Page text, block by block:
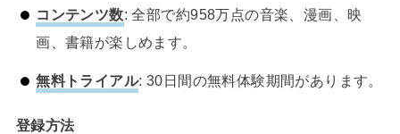
コンテンツ数: 全部で約958万点の音楽、漫画、映
画、書籍が楽しめます。
無料トライアル: 30日間の無料体験期間があります。
登録方法